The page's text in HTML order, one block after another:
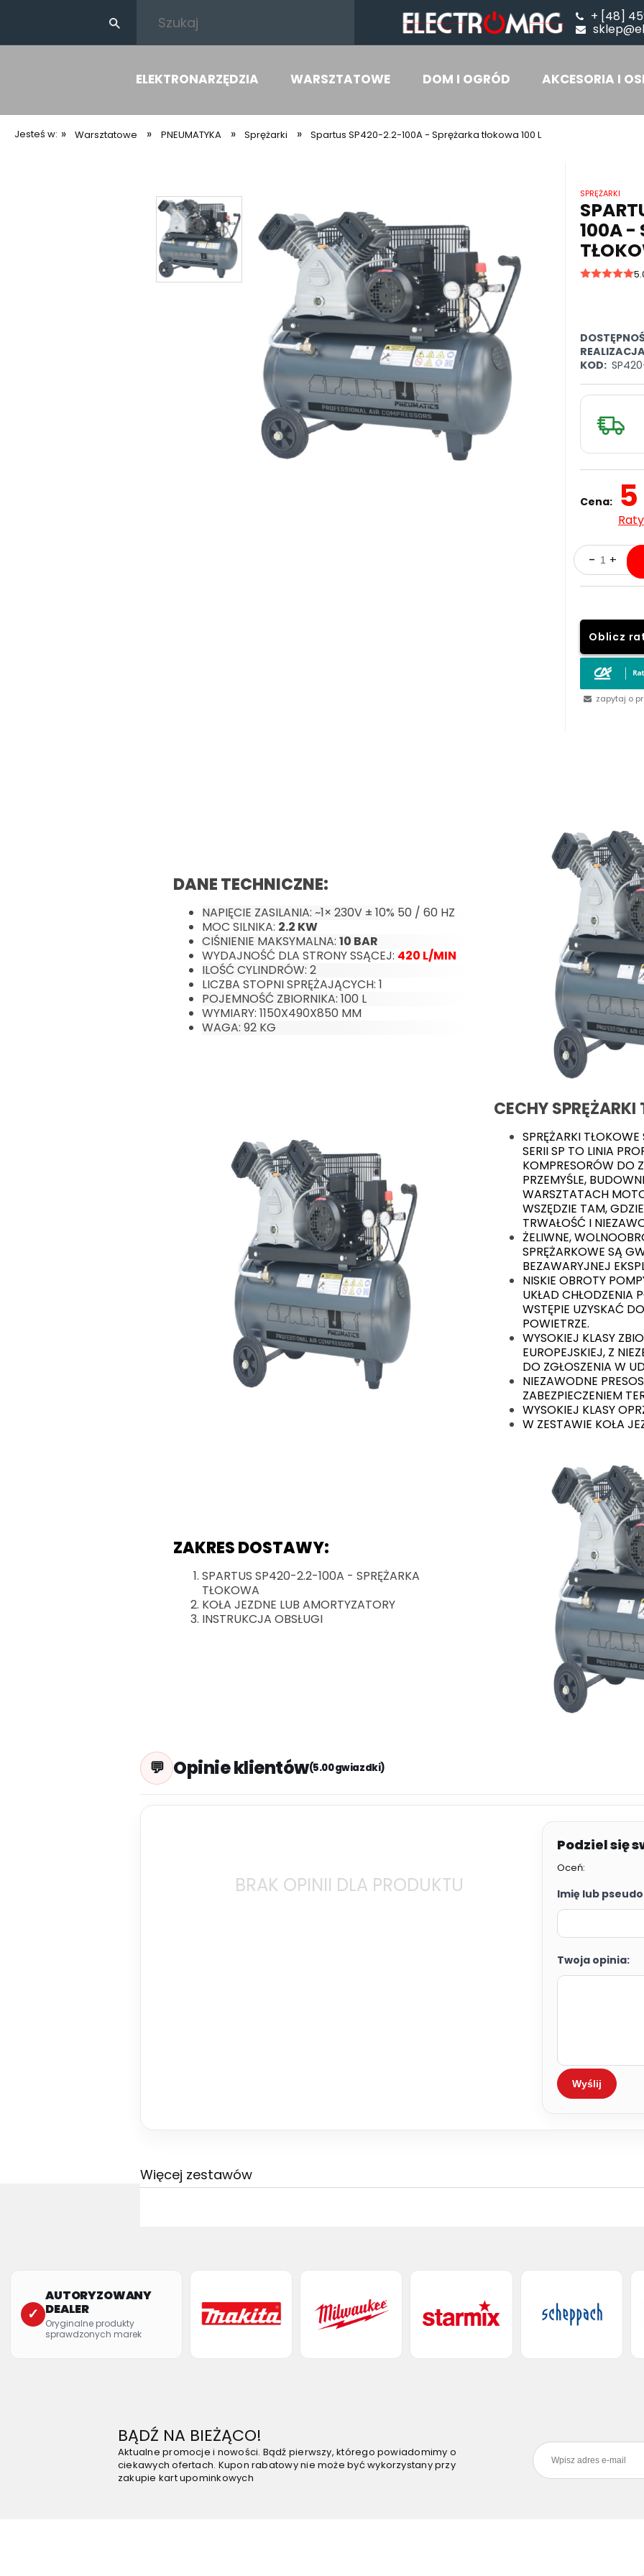
+ [48]
ELEKTRONARZĘDZIA WARSZTATOWE DOM I OGRÓD AKCESORIA I
Jesteś w: » Warsztatowe » PNEUMATYKA » Sprężarki » Spartus SP420-2.2-100A - Sprężarka tłokowa 100 L
SPRĘŻARKI
100A -
KOD:
Cena:
Oblicz
zapytaj o
DANE TECHNICZNE:
NAPIĘCIE ZASILANIA: ~1× 230V ± 10% 50 / 60 HZ
MOC SILNIKA: 2.2 KW
CIŚNIENIE MAKSYMALNA: 10 BAR
WYDAJNOŚĆ DLA STRONY SSĄCEJ: 420 L/MIN
ILOŚĆ CYLINDRÓW: 2
LICZBA STOPNI SPRĘŻAJĄCYCH: 1
POJEMNOŚĆ ZBIORNIKA: 100 L
WYMIARY: 1150X490X850 MM
WAGA: 92 KG
CECHY
SPRĘŻARKI
SERII SP TO LINIA
KOMPRESORÓW DO
PRZEMYŚLE,
WARSZTATACH
WSZĘDZIE TAM,
TRWAŁOŚĆ I
ŻELIWNE,
SPRĘŻARKOWE SĄ
BEZAWARYJNEJ
NISKIE OBROTY
UKŁAD CHŁODZENIA
WSTĘPIE UZYSKAĆ
POWIETRZE.
WYSOKIEJ KLASY
EUROPEJSKIEJ, Z
DO ZGŁOSZENIA W
NIEZAWODNE
ZABEZPIECZENIEM
WYSOKIEJ KLASY
W ZESTAWIE KOŁA
ZAKRES DOSTAWY:
SPARTUS SP420-2.2-100A - SPRĘŻARKA
TŁOKOWA
KOŁA JEZDNE LUB AMORTYZATORY
INSTRUKCJA OBSŁUGI
Opinie klientów(5.00 gwiazdki)
BRAK OPINII DLA PRODUKTU
Oceń:
Imię lub
Twoja opinia:
Wyślij
Więcej zestawów
✓
AUTORYZOWANY
DEALER
Oryginalne produkty
sprawdzonych marek
BĄDŹ NA BIEŻĄCO!
Aktualne promocje i nowości. Bądź pierwszy, którego powiadomimy o
ciekawych ofertach. Kupon rabatowy nie może być wykorzystany przy
zakupie kart upominkowych